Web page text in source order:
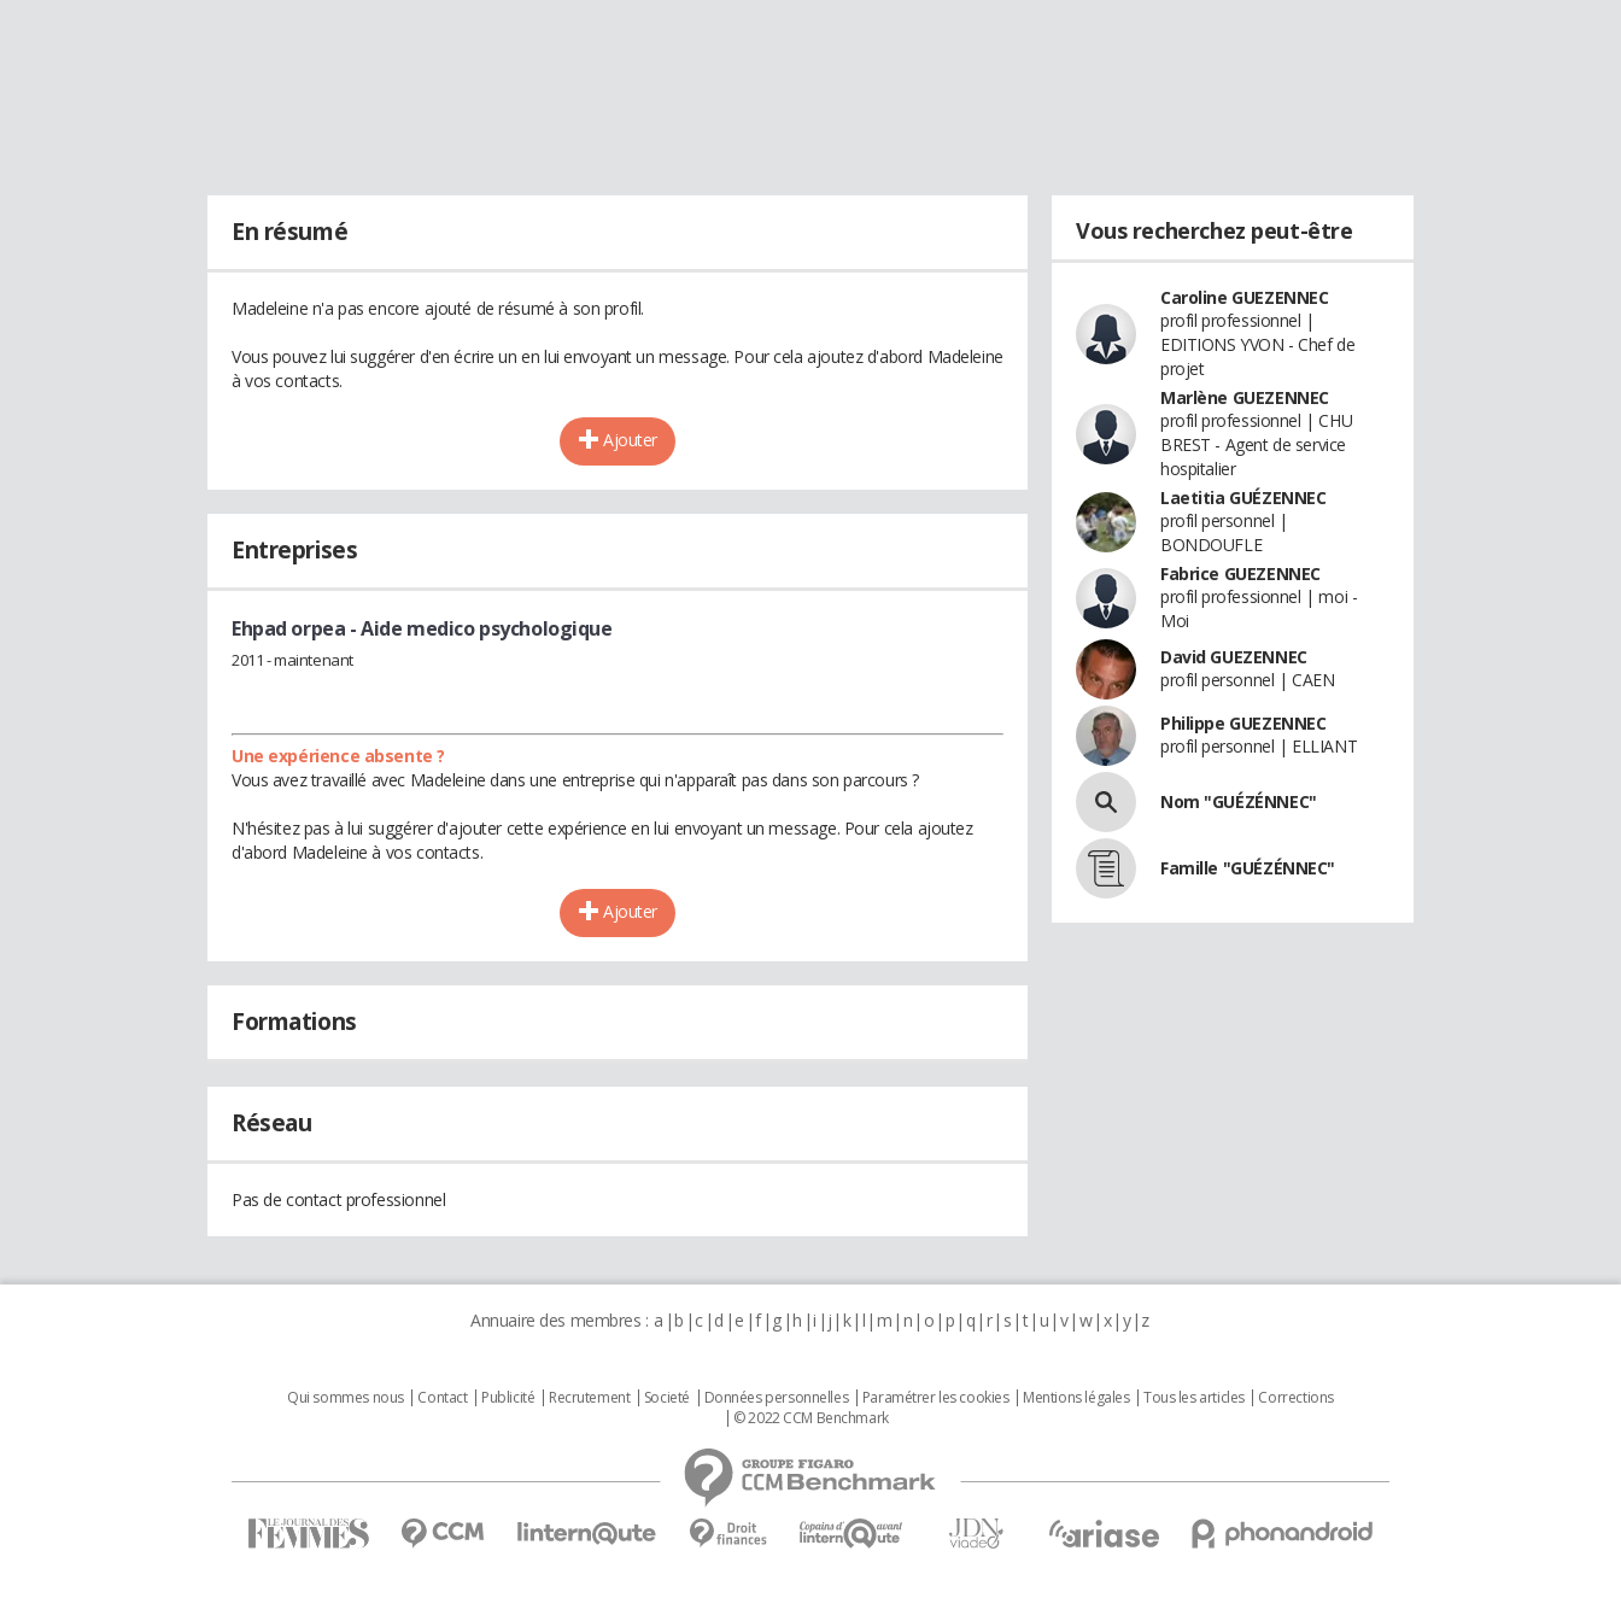
En résumé
Madeleine n'a pas encore ajouté de résumé à son profil.
Vous pouvez lui suggérer d'en écrire un en lui envoyant un message. Pour cela ajoutez d'abord Madeleine
à vos contacts.
Ajouter
Entreprises
Ehpad orpea - Aide medico psychologique
2011 - maintenant
Une expérience absente ?
Vous avez travaillé avec Madeleine dans une entreprise qui n'apparaît pas dans son parcours ?
N'hésitez pas à lui suggérer d'ajouter cette expérience en lui envoyant un message. Pour cela ajoutez
d'abord Madeleine à vos contacts.
Ajouter
Formations
Réseau
Pas de contact professionnel
Vous recherchez peut-être
Caroline GUEZENNEC
profil professionnel |
EDITIONS YVON - Chef de
projet
Marlène GUEZENNEC
profil professionnel | CHU
BREST - Agent de service
hospitalier
Laetitia GUÉZENNEC
profil personnel |
BONDOUFLE
Fabrice GUEZENNEC
profil professionnel | moi -
Moi
David GUEZENNEC
profil personnel | CAEN
Philippe GUEZENNEC
profil personnel | ELLIANT
Nom "GUÉZÉNNEC"
Famille "GUÉZÉNNEC"
Annuaire des membres : a b c d e f g h i j k l m n o p q r s t u v w x y z
Qui sommes nous Contact Publicité Recrutement Societé Données personnelles Paramétrer les cookies Mentions légales Tous les articles
Corrections
© 2022 CCM Benchmark